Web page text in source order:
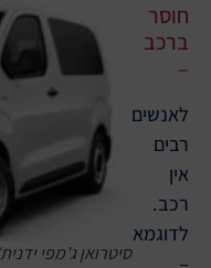
סיטרואן ג’מפי ידנית/
חוסר
ברכב
–
לאנשים
רבים
אין
רכב.
לדוגמא